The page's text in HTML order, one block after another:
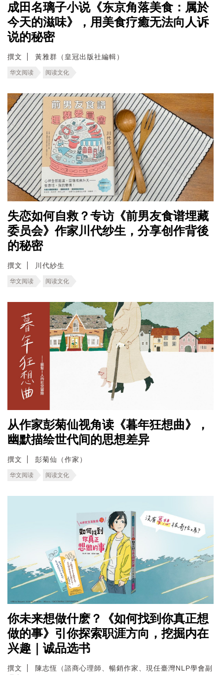
成田名璃子小说《东京角落美食：属於
今天的滋味》，用美食疗癒无法向人诉
说的秘密
撰文 黃雅群（皇冠出版社編輯）
华文阅读 阅读文化
失恋如何自救？专访《前男友食谱埋藏
委员会》作家川代纱生，分享创作背後
的秘密
撰文 川代紗生
华文阅读 阅读文化
从作家彭菊仙视角读《暮年狂想曲》，
幽默描绘世代间的思想差异
撰文 彭菊仙（作家）
华文阅读 阅读文化
你未来想做什麽？《如何找到你真正想
做的事》引你探索职涯方向，挖掘内在
兴趣｜诚品选书
撰文
陳志恆（諮商心理師、暢銷作家、現任臺灣NLP學會副